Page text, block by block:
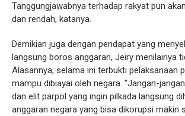
Tanggungjawabnya terhadap rakyat pun
dan rendah, katanya.
Demikian juga dengan pendapat yang
langsung boros anggaran, Jeiry menilainya
Alasannya, selama ini terbukti pelaksanaan
mampu dibiayai oleh negara. "Jangan-
dan elit parpol yang ingin pilkada langsung
anggaran negara yang bisa dikorupsi makin